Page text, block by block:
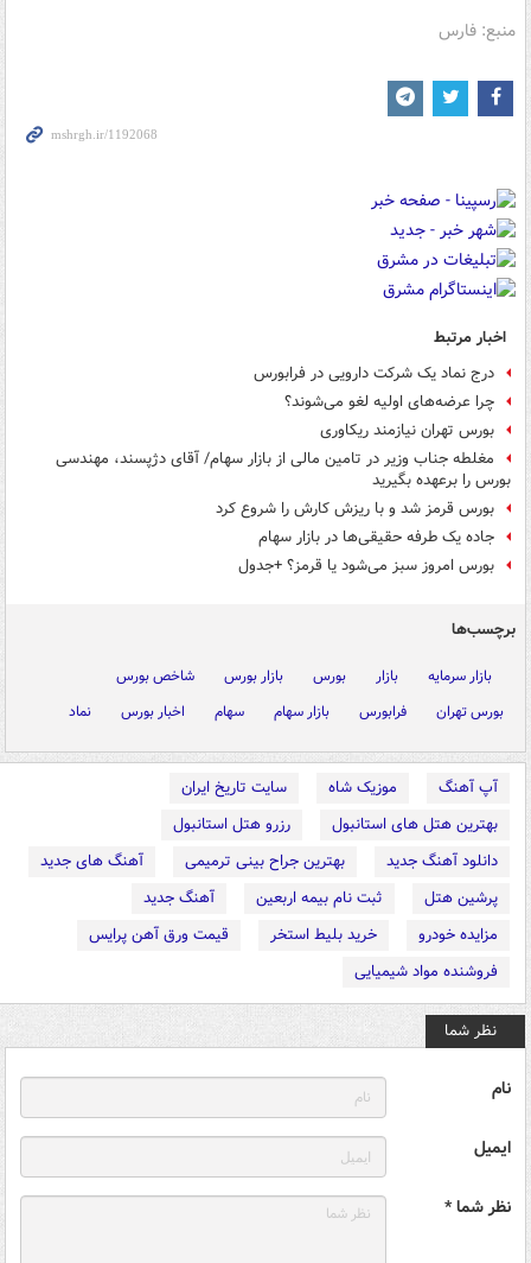
منبع: فارس
اخبار مرتبط
درج نماد یک شرکت دارویی در فرابورس
چرا عرضه‌های اولیه لغو می‌شوند؟
بورس تهران نیازمند ریکاوری
مغلطه جناب وزیر در تامین مالی از بازار سهام/ آقای دژپسند، مهندسی
بورس را برعهده بگیرید
بورس قرمز شد و با ریزش کارش را شروع کرد
جاده یک طرفه حقیقی‌ها در بازار سهام
بورس امروز سبز می‌شود یا قرمز؟ +جدول
برچسب‌ها
بازار سرمایه بازار بورس بازار بورس
شاخص بورس
بورس تهران
فرابورس بازار سهام سهام اخبار بورس نماد
آپ آهنگ موزیک شاه
سایت تاریخ ایران
بهترین هتل های استانبول
رزرو هتل استانبول
دانلود آهنگ جدید
بهترین جراح بینی ترمیمی
آهنگ های جدید
پرشین هتل
ثبت نام بیمه اربعین
آهنگ جدید
مزایده خودرو
خرید بلیط استخر
قیمت ورق آهن پرایس
فروشنده مواد شیمیایی
نظر شما
نام
ایمیل
نظر شما *